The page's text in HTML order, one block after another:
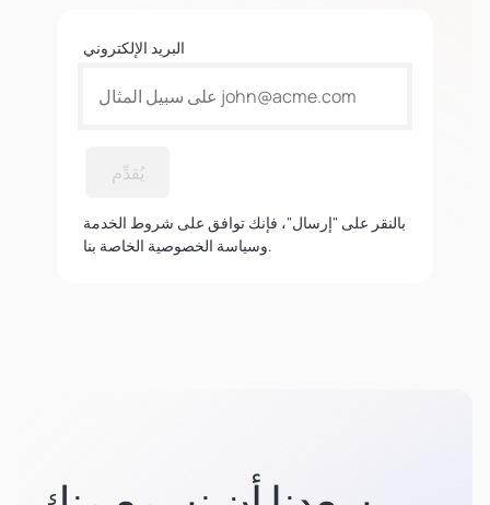
البريد الإلكتروني
يُقدِّم
بالنقر على "إرسال"، فإنك توافق على شروط الخدمة
وسياسة الخصوصية الخاصة بنا.